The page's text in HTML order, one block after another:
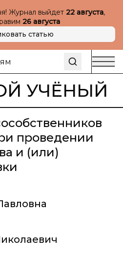
Журнал выйдет 22 августа,
26 августа
статью
УЧЁНЫЙ
проведении
и (или)